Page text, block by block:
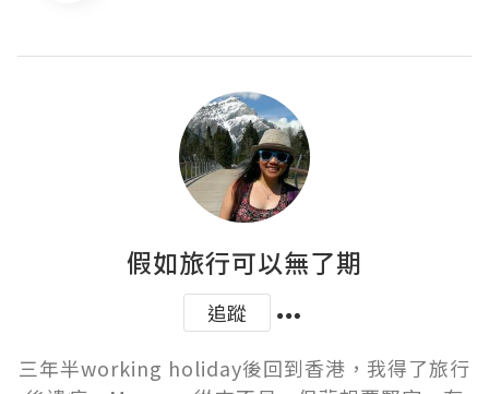
假如旅行可以無了期
追蹤
三年半working holiday後回到香港，我得了旅行